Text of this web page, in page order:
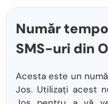
Număr
SMS-uri din
Acesta este un
Jos. Utilizați acest